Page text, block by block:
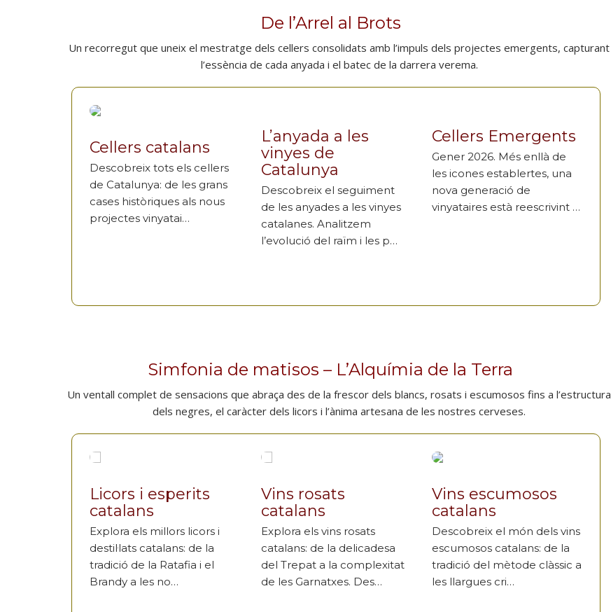
De l’Arrel al Brots
Un recorregut que uneix el mestratge dels cellers consolidats amb l’impuls dels projectes emergents, capturant
l’essència de cada anyada i el batec de la darrera verema.
Cellers catalans
Descobreix tots els cellers
de Catalunya: de les grans
cases històriques als nous
projectes vinyatai…
L’anyada a les
vinyes de
Catalunya
Descobreix el seguiment
de les anyades a les vinyes
catalanes. Analitzem
l’evolució del raïm i les p…
Cellers Emergents
Gener 2026. Més enllà de
les icones establertes, una
nova generació de
vinyataires està reescrivint …
Simfonia de matisos – L’Alquímia de la Terra
Un ventall complet de sensacions que abraça des de la frescor dels blancs, rosats i escumosos fins a l’estructura
dels negres, el caràcter dels licors i l’ànima artesana de les nostres cerveses.
Licors i esperits
catalans
Explora els millors licors i
destil·lats catalans: de la
tradició de la Ratafia i el
Brandy a les no…
Vins rosats
catalans
Explora els vins rosats
catalans: de la delicadesa
del Trepat a la complexitat
de les Garnatxes. Des…
Vins escumosos
catalans
Descobreix el món dels vins
escumosos catalans: de la
tradició del mètode clàssic a
les llargues cri…